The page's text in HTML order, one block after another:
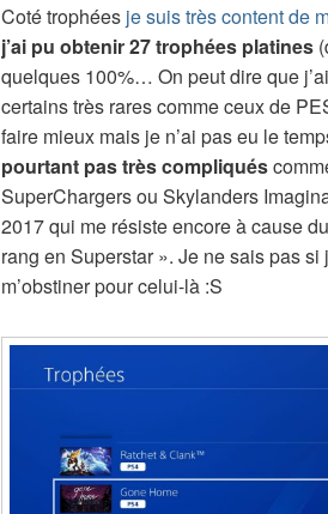
Coté trophées je suis très content de
j’ai pu obtenir 27 trophées platines
quelques 100%… On peut dire que
certains très rares comme ceux de
faire mieux mais je n’ai pas eu le
pourtant pas très compliqués
SuperChargers ou Skylanders
2017 qui me résiste encore à cause
rang en Superstar ». Je ne sais pas
m’obstiner pour celui-là :S